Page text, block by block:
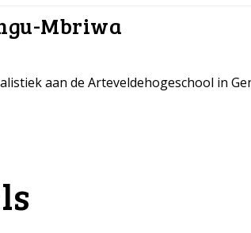
Mbriwa
aan de Arteveldehogeschool in